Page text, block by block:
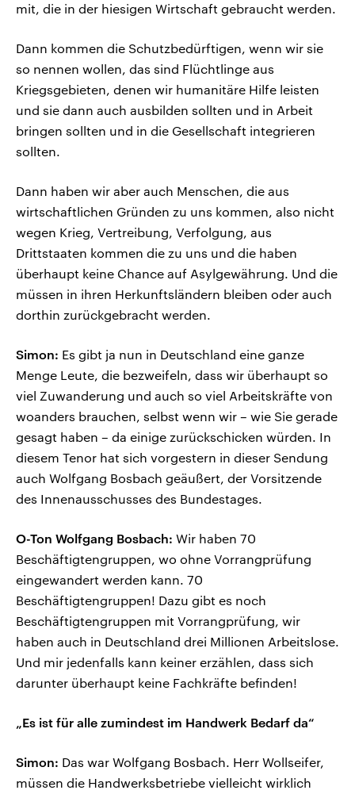
mit, die in der hiesigen Wirtschaft gebraucht werden.
Dann kommen die Schutzbedürftigen, wenn wir sie
so nennen wollen, das sind Flüchtlinge aus
Kriegsgebieten, denen wir humanitäre Hilfe leisten
und sie dann auch ausbilden sollten und in Arbeit
bringen sollten und in die Gesellschaft integrieren
sollten.
Dann haben wir aber auch Menschen, die aus
wirtschaftlichen Gründen zu uns kommen, also nicht
wegen Krieg, Vertreibung, Verfolgung, aus
Drittstaaten kommen die zu uns und die haben
überhaupt keine Chance auf Asylgewährung. Und die
müssen in ihren Herkunftsländern bleiben oder auch
dorthin zurückgebracht werden.
Simon: Es gibt ja nun in Deutschland eine ganze
Menge Leute, die bezweifeln, dass wir überhaupt so
viel Zuwanderung und auch so viel Arbeitskräfte von
woanders brauchen, selbst wenn wir – wie Sie gerade
gesagt haben – da einige zurückschicken würden. In
diesem Tenor hat sich vorgestern in dieser Sendung
auch Wolfgang Bosbach geäußert, der Vorsitzende
des Innenausschusses des Bundestages.
O-Ton Wolfgang Bosbach: Wir haben 70
Beschäftigtengruppen, wo ohne Vorrangprüfung
eingewandert werden kann. 70
Beschäftigtengruppen! Dazu gibt es noch
Beschäftigtengruppen mit Vorrangprüfung, wir
haben auch in Deutschland drei Millionen Arbeitslose.
Und mir jedenfalls kann keiner erzählen, dass sich
darunter überhaupt keine Fachkräfte befinden!
„Es ist für alle zumindest im Handwerk Bedarf da“
Simon: Das war Wolfgang Bosbach. Herr Wollseifer,
müssen die Handwerksbetriebe vielleicht wirklich